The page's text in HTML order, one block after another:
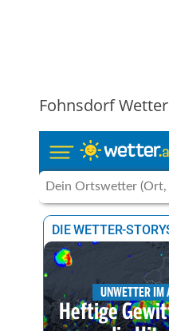
Fohnsdorf Wetter